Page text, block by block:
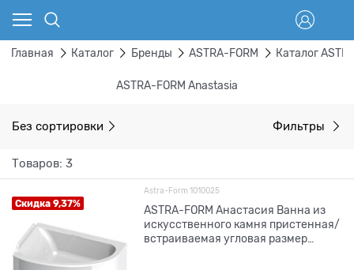
Главная Каталог Бренды ASTRA-FORM Каталог
ASTRA-FORM Anastasia
Без сортировки Фильтры
Товаров: 3
Скидка 9,37%
Astra-Form 1010025
ASTRA-FORM Анастасия Ванна из
искусственного камня пристенная/
встраиваемая угловая размер